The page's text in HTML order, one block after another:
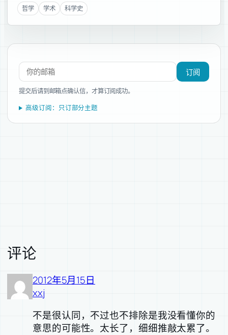
哲学 学术 科学史
订阅新文章
订阅
提交后请到邮箱点确认信，才算订阅成功。
高级订阅：只订部分主题
评论
2012年5月15日
xxj
不是很认同，不过也不排除是我没看懂你的
意思的可能性。太长了，细细推敲太累了。